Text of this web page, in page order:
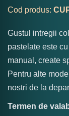
Cod produs:
Gustul intregii
pastelate este
manual, create
Pentru alte
nostri de la
Termen de